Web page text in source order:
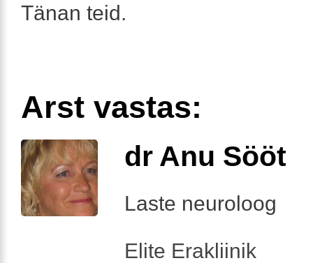
Tänan teid.
Arst vastas:
dr Anu Sööt
Laste neuroloog
Elite Erakliinik